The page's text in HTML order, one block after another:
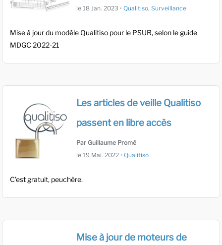
le 18 Jan. 2023 •Qualitiso,Surveillance
Mise à jour du modèle Qualitiso pour le PSUR, selon le guide
MDGC 2022-21
Les articles de veille Qualitiso
passent en libre accès
Par Guillaume Promé
le 19 Mai. 2022 •Qualitiso
C’est gratuit, peuchère.
Mise à jour de moteurs de